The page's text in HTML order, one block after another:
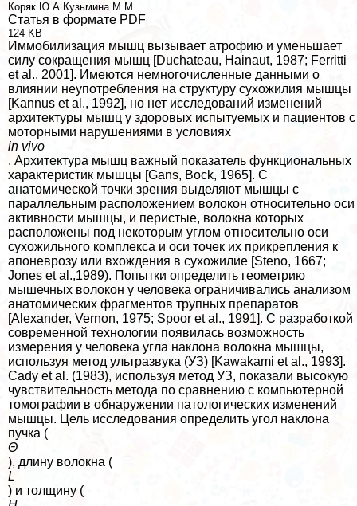
Коряк Ю.А Кузьмина М.М.
Статья в формате PDF
124 KB
Иммобилизация мышц вызывает атрофию и уменьшает
силу сокращения мышц [Duchateau, Hainaut, 1987; Ferritti
et al., 2001]. Имеются немногочисленные данными о
влиянии неупотрeбления на структуру сухожилия мышцы
[Kannus et al., 1992], но нет исследований изменений
архитектуры мышц у здоровых испытуемых и пациентов с
моторными нарушениями в условиях
in vivo
. Архитектура мышц важный показатель функциональных
хаpaктеристик мышцы [Gans, Bock, 1965]. С
анатомической точки зрения выделяют мышцы с
параллельным расположением волокон относительно оси
активности мышцы, и перистые, волокна которых
расположены под некоторым углом относительно оси
сухожильного комплекса и оси точек их прикрепления к
апоневрозу или вхождения в сухожилие [Steno, 1667;
Jones et al.,1989). Попытки определить геометрию
мышечных волокон у человека ограничивались анализом
анатомических фрагментов трупных препаратов
[Alexander, Vernon, 1975; Spoor et al., 1991]. С разработкой
современной технологии появилась возможность
измерения у человека угла наклона волокна мышцы,
используя метод ультразвука (УЗ) [Kawakami et al., 1993].
Cady et al. (1983), используя метод УЗ, показали высокую
чувствительность метода по сравнению с компьютерной
томографии в обнаружении патологических изменений
мышцы. Цель исследования определить угол наклона
пучка (
Θ
), длину волокна (
L
) и толщину (